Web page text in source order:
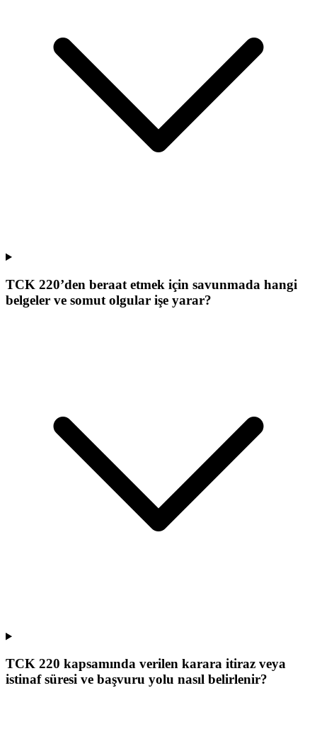
TCK 220’den beraat etmek için savunmada hangi
belgeler ve somut olgular işe yarar?
TCK 220 kapsamında verilen karara itiraz veya
istinaf süresi ve başvuru yolu nasıl belirlenir?